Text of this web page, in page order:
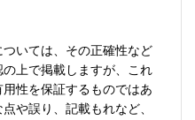
いては、その正確性など
上で掲載しますが、これ
性を保証するものではあ
や誤り、記載もれなど、